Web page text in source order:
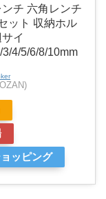
チ 六角レンチ
ット 収納ホル
イ
3/4/5/6/8/10mm
ッピング